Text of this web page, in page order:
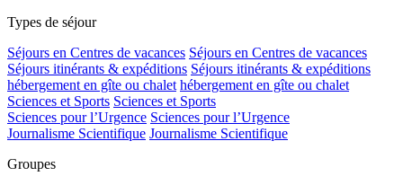
Types de séjour
Séjours en Centres de vacances Séjours en Centres de vacances
Séjours itinérants & expéditions Séjours itinérants & expéditions
hébergement en gîte ou chalet hébergement en gîte ou chalet
Sciences et Sports Sciences et Sports
Sciences pour l’Urgence Sciences pour l’Urgence
Journalisme Scientifique Journalisme Scientifique
Groupes